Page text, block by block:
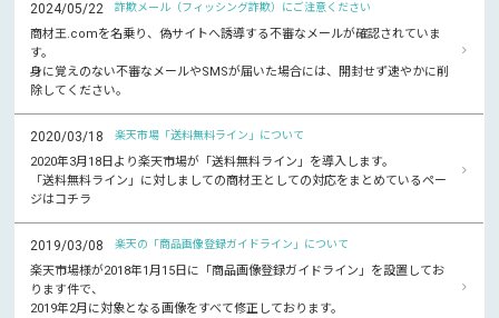
2024/05/22 詐欺メール（フィッシング詐欺）にご注意ください
商材王.comを名乗り、偽サイトへ誘導する不審なメールが確認されていま
す。
身に覚えのない不審なメールやSMSが届いた場合には、開封せず速やかに削
除してください。
2020/03/18 楽天市場「送料無料ライン」について
2020年3月18日より楽天市場が「送料無料ライン」を導入します。
「送料無料ライン」に対しましての商材王としての対応をまとめているペー
ジはコチラ
2019/03/08 楽天の「商品画像登録ガイドライン」について
楽天市場様が2018年1月15日に「商品画像登録ガイドライン」を設置してお
ります件で、
2019年2月に対象となる画像をすべて修正しております。